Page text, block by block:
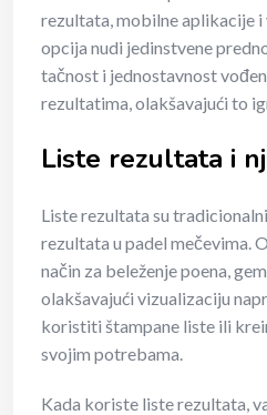
rezultata, mobilne aplikacije i
opcija nudi jedinstvene
tačnost i jednostavnost
rezultatima, olakšavajući to
Liste rezultata i
Liste rezultata su
rezultata u padel mečevima.
način za beleženje poena,
olakšavajući vizualizaciju
koristiti štampane liste ili
svojim potrebama.
Kada koriste liste rezultata,